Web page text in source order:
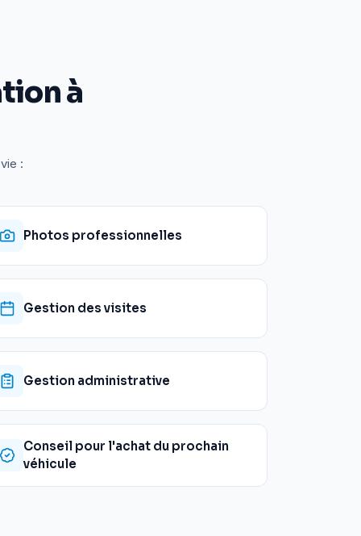
à
:
Photos professionnelles
Gestion des visites
Gestion administrative
Conseil pour l'achat du prochain
véhicule